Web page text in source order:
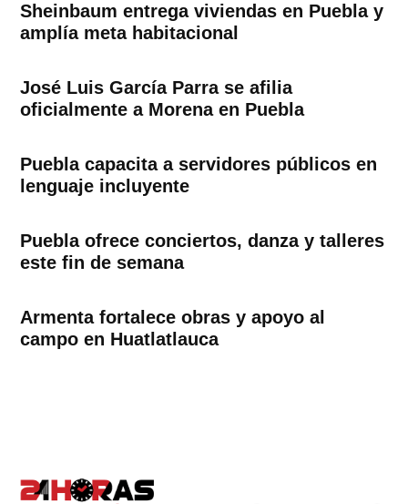
Sheinbaum entrega viviendas en Puebla y
amplía meta habitacional
José Luis García Parra se afilia
oficialmente a Morena en Puebla
Puebla capacita a servidores públicos en
lenguaje incluyente
Puebla ofrece conciertos, danza y talleres
este fin de semana
Armenta fortalece obras y apoyo al
campo en Huatlatlauca